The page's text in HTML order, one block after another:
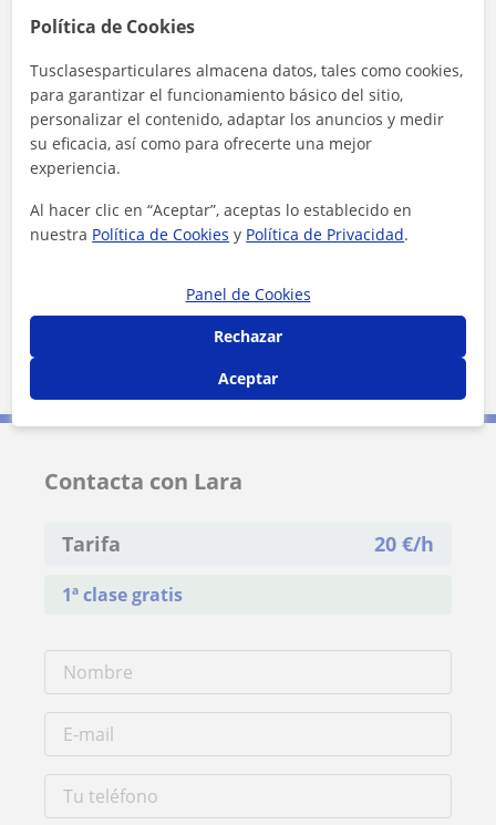
Madrid (Ciudad)
Pozuelo de Alarcón
Leganés
Coslada
+
5 km
Leaflet
Contacta con Lara
Tarifa 20 €/h
1ª clase gratis
Política de Cookies
Tusclasesparticulares almacena datos, tales como cookies,
para garantizar el funcionamiento básico del sitio,
personalizar el contenido, adaptar los anuncios y medir
su eficacia, así como para ofrecerte una mejor
experiencia.
Al hacer clic en “Aceptar”, aceptas lo establecido en
nuestra Política de Cookies y Política de Privacidad.
Panel de Cookies
Rechazar
Aceptar